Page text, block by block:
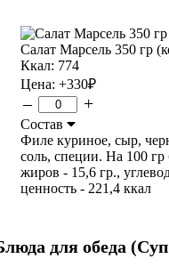
Салат Марсель 350 гр
Ккал: 774
Цена: +330₽
– +
Состав
Филе куриное, сыр,
соль, специи. На 100
жиров - 15,6 гр.,
ценность - 221,4 ккал
для обеда